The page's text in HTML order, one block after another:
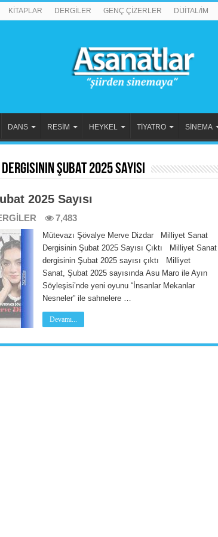
KİTAPLAR DERGİLER GENÇ ÇİZERLER DİJİTAL/İM
DANS RESİM HEYKEL TİYATRO SİNEMA
Şubat 2025 Sayısı
2025 Sayısı
7,483
Mütevazı Şövalye Merve Dizdar Milliyet Sanat
Dergisinin Şubat 2025 Sayısı Çıktı Milliyet Sanat
dergisinin Şubat 2025 sayısı çıktı Milliyet
Sanat, Şubat 2025 sayısında Asu Maro ile Ayın
Söyleşisi’nde yeni oyunu “İnsanlar Mekanlar
Nesneler” ile sahnelere …
Devamı...